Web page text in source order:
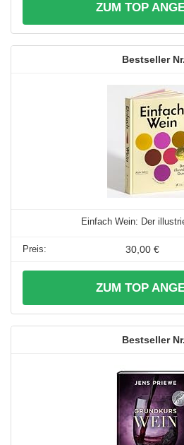
ZUM TOP
Einfach Wein: Der
30,00 €
ZUM TOP